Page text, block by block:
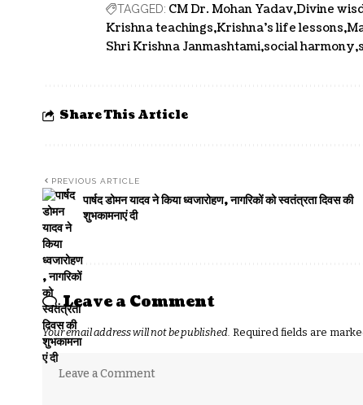
TAGGED: CM Dr. Mohan Yadav Divine
Krishna teachings Krishna's life lessons
Shri Krishna Janmashtami social harmony
Share This Article
PREVIOUS ARTICLE
पार्षद डोमन यादव ने किया ध्वजारोहण, नागरिकों को स्वतंत्रता दिवस की
शुभकामनाएं दी
Leave a Comment
Your email address will not be published. Required fields are